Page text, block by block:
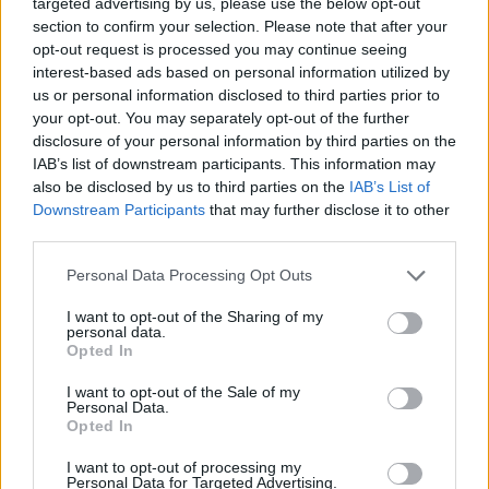
section to confirm your selection. Please note that after your
opt-out request is processed you may continue seeing
interest-based ads based on personal information utilized by
us or personal information disclosed to third parties prior to
your opt-out. You may separately opt-out of the further
disclosure of your personal information by third parties on the
IAB’s list of downstream participants. This information may
also be disclosed by us to third parties on the IAB’s List of
Downstream Participants that may further disclose it to other
Personal Data Processing Opt Outs
I want to opt-out of the Sharing of my
personal data.
Opted In
I want to opt-out of the Sale of my
Personal Data.
Opted In
I want to opt-out of processing my
Personal Data for Targeted Advertising.
Πανεπιστήμιο Κρήτης: 3,35 εκατ. ευρώ από το Υπουργείο
Παιδείας, για το στεγαστικό επίδομα των φοιτητών
22:22
Ηράκλειο: “Σκουπίδια κατάχαμα, μια ψησταριά στο
πουθενά κι ένα αμάξι παρατημένο στο πάρκο”
22:03
Καιρός: “Πορτοκαλί” συναγερμός στην Κρήτη - Ζέστη και
22:02
στελέχη: «Συνεχής εσωστρέφεια και τραγικά
επικοινωνιακά λάθη»